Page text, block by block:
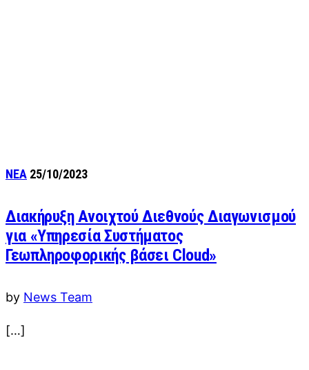
ΝΕΑ 25/10/2023
Διακήρυξη Ανοιχτού Διεθνούς Διαγωνισμού
για «Υπηρεσία Συστήματος
Γεωπληροφορικής βάσει Cloud»
by News Team
[…]